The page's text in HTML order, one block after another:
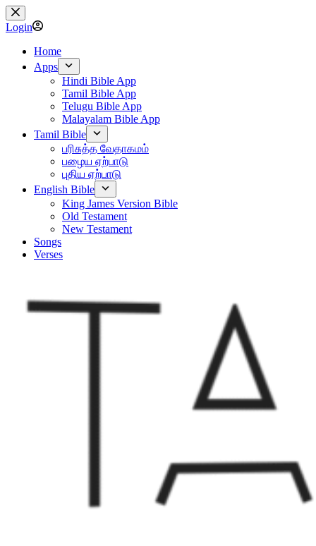
Skip
to
content
Login
Home
Apps
Hindi Bible App
Tamil Bible App
Telugu Bible App
Malayalam Bible App
Tamil Bible
பரிசுத்த வேதாகமம்
பழைய ஏற்பாடு
புதிய ஏற்பாடு
English Bible
King James Version Bible
Old Testament
New Testament
Songs
Verses